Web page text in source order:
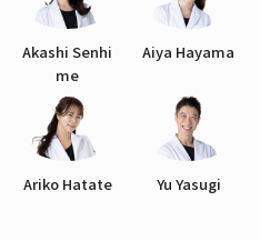
Akashi Senhi
me
Aiya Hayama
Ariko Hatate Yu Yasugi